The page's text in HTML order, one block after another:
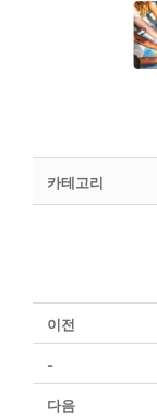
카테고리
이전
-
다음